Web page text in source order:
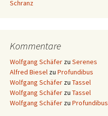
Schranz
Kommentare
Wolfgang Schäfer zu Serenes
Alfred Biesel zu Profundibus
Wolfgang Schäfer zu Tassel
Wolfgang Schäfer zu Tassel
Wolfgang Schäfer zu Profundibus